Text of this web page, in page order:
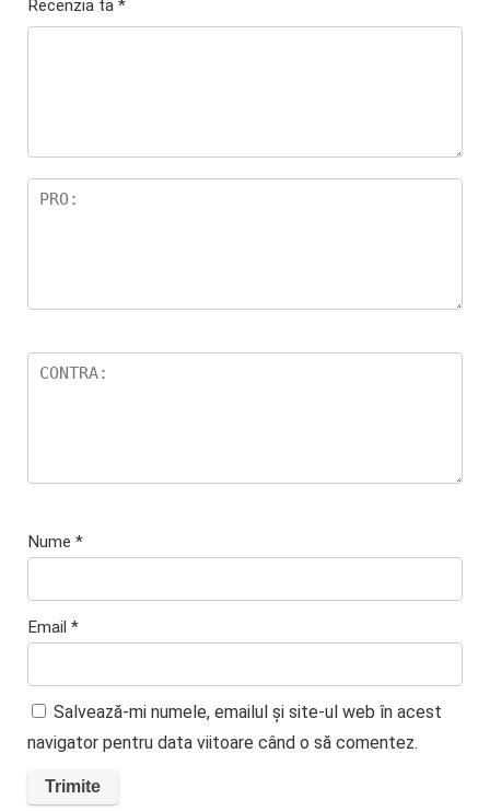
Recenzia ta *
Nume *
Email *
Salvează-mi numele, emailul și site-ul web în acest
navigator pentru data viitoare când o să comentez.